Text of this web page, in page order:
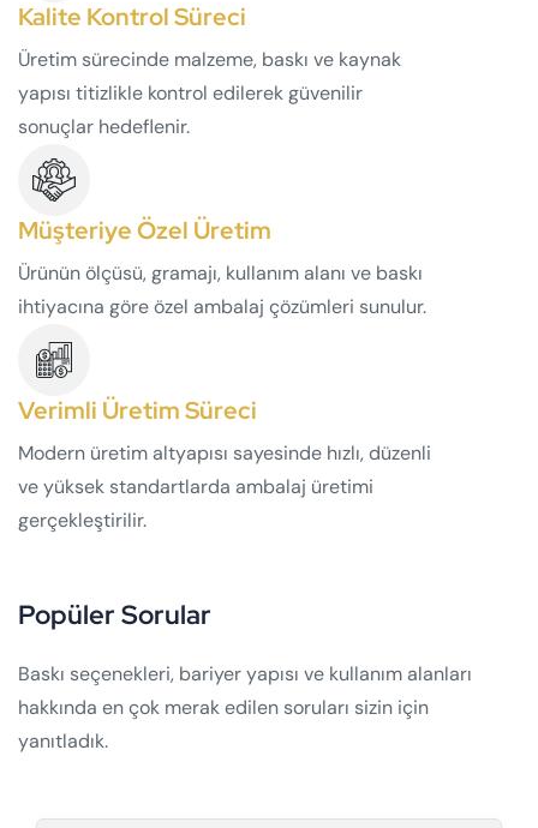
Kalite Kontrol Süreci
Üretim sürecinde malzeme, baskı ve kaynak
yapısı titizlikle kontrol edilerek güvenilir
sonuçlar hedeflenir.
Müşteriye Özel Üretim
Ürünün ölçüsü, gramajı, kullanım alanı ve baskı
ihtiyacına göre özel ambalaj çözümleri sunulur.
Verimli Üretim Süreci
Modern üretim altyapısı sayesinde hızlı, düzenli
ve yüksek standartlarda ambalaj üretimi
gerçekleştirilir.
Popüler Sorular
Baskı seçenekleri, bariyer yapısı ve kullanım alanları
hakkında en çok merak edilen soruları sizin için
yanıtladık.